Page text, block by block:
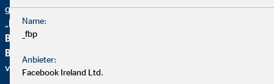
geehrt. Zusätzlich erhielten wir vomHandelsblattdas
„FairCompany“-
Beschäftigung und Employability (IBE
Brancheninitiative Nachhaltigkeit
verantwortungsvolle Beratung ein.
Name:
_fbp
Anbieter:
Facebook Ireland Ltd.